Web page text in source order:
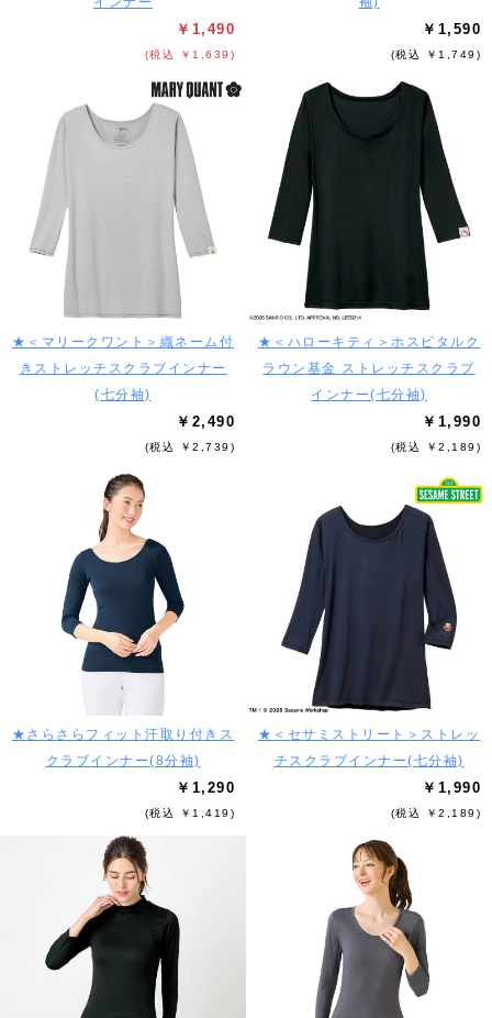
￥1,490
(税込 ￥1,639)
￥1,590
(税込 ￥1,749)
★＜マリークワント＞織ネーム付
きストレッチスクラブインナー
(七分袖)
￥2,490
(税込 ￥2,739)
★＜ハローキティ＞ホスピタルク
ラウン基金 ストレッチスクラブ
インナー(七分袖)
￥1,990
(税込 ￥2,189)
★さらさらフィット汗取り付きス
クラブインナー(8分袖)
￥1,290
(税込 ￥1,419)
★＜セサミストリート＞ストレッ
チスクラブインナー(七分袖)
￥1,990
(税込 ￥2,189)